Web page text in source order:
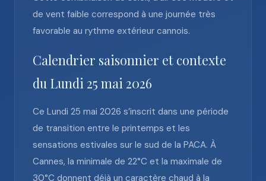
de vent faible correspond à une journée très
favorable au rythme extérieur cannois.
Calendrier saisonnier et contexte
du Lundi 25 mai 2026
Ce Lundi 25 mai 2026 s’inscrit dans une période
de transition entre le printemps et les
sensations estivales sur le sud de la PACA. À
Cannes, la minimale de 22°C et la maximale de
30°C donnent déjà un caractère chaud à la